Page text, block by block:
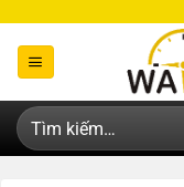
qua
dung
Tìm
kiếm: